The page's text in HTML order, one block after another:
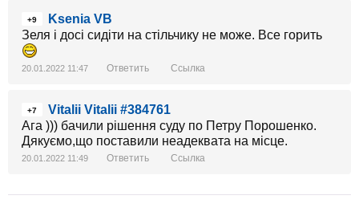
+9
Ksenia VB
Зеля і досі сидіти на стільчику не може. Все горить
20.01.2022 11:47 Ответить Ссылка
+7
Vitalii Vitalii #384761
Ага ))) бачили рішення суду по Петру Порошенко.
Дякуємо,що поставили неадеквата на місце.
20.01.2022 11:49 Ответить Ссылка